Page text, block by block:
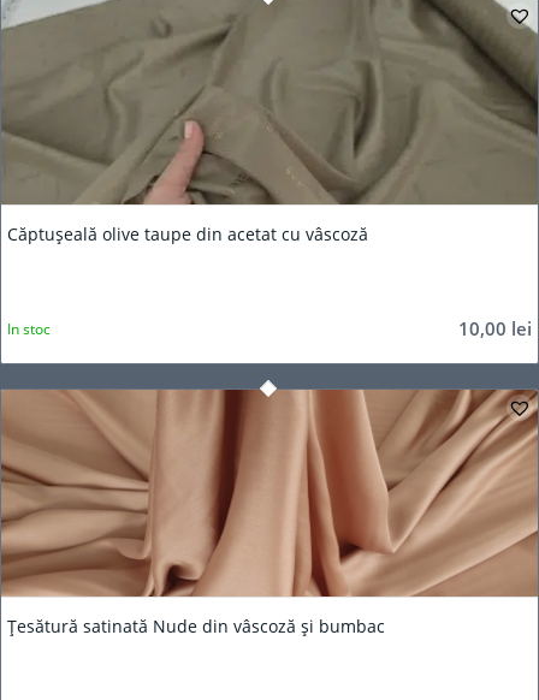
Căptușeală olive taupe din acetat cu vâscoză
10,00 lei
In stoc
Țesătură satinată Nude din vâscoză și bumbac